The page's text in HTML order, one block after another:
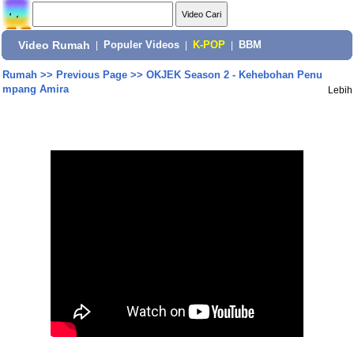
Video Rumah Populer Videos K-POP BBM
Rumah>> Previous Page>> OKJEK Season 2 - Kehebohan Penu
mpang Amira
Lebih